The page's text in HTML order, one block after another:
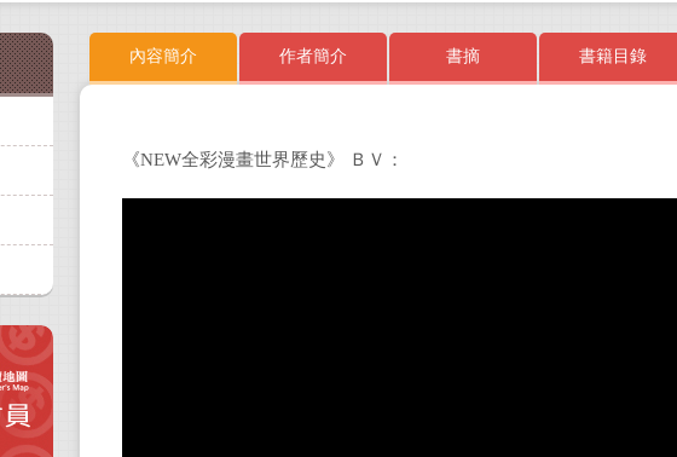
內容簡介 作者簡介 書摘 書籍目錄
《NEW全彩漫畫世界歷史》 ＢＶ：